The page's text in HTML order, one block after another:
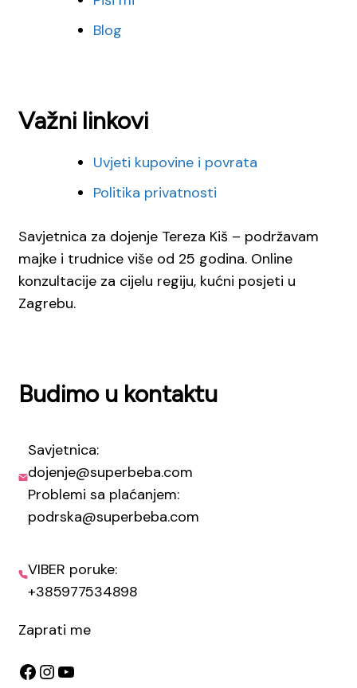
Blog
Važni linkovi
Uvjeti kupovine i povrata
Politika privatnosti
Savjetnica za dojenje Tereza Kiš – podržavam
majke i trudnice više od 25 godina. Online
konzultacije za cijelu regiju, kućni posjeti u
Zagrebu.
Budimo u kontaktu
Savjetnica:
dojenje@superbeba.com
Problemi sa plaćanjem:
podrska@superbeba.com
VIBER poruke:
+385977534898
Zaprati me
Facebook
Instagram
YouTube